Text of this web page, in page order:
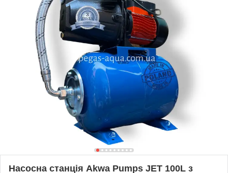
Насосна станція Akwa Pumps JET 100L з